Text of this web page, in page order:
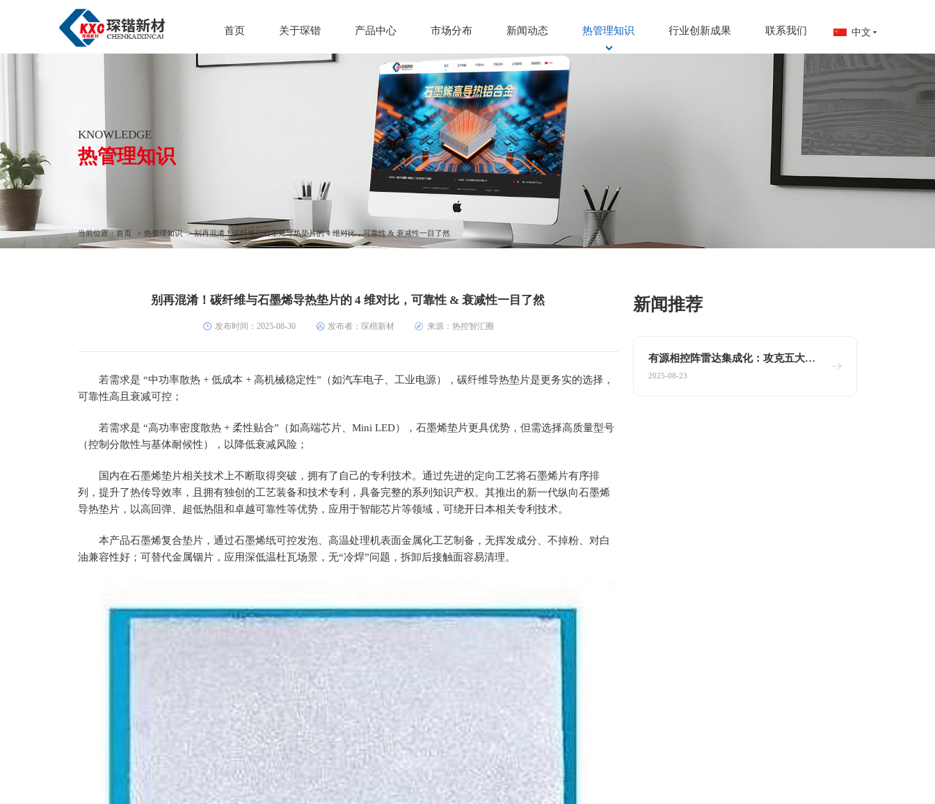
首页 关于琛锴
公司简介
产品中心
石墨烯高导热垫片
石墨烯高导热铝合金
石墨烯
进口针状焦
市场分布 新闻动态 热管理知识 行业创新成果 联系我们 中文
中文
KNOWLEDGE
热管理知识
当前位置： 首页 热管理知识 别再混淆！碳纤维与石墨烯导热垫片的 4 维对比，可靠性 & 衰减性一目了然
别再混淆！碳纤维与石墨烯导热垫片的 4 维对比，可靠性 & 衰减性一目了然
发布时间：2025-08-30 发布者：琛楷新材 来源：热控智汇圈
若需求是 “中功率散热 + 低成本 + 高机械稳定性”（如汽车电子、工业电源），碳纤维导热垫片是更务实的选择，
可靠性高且衰减可控；
若需求是 “高功率密度散热 + 柔性贴合”（如高端芯片、Mini LED），石墨烯垫片更具优势，但需选择高质量型号
（控制分散性与基体耐候性），以降低衰减风险；
国内在石墨烯垫片相关技术上不断取得突破，拥有了自己的专利技术。通过先进的定向工艺将石墨烯片有序排
列，提升了热传导效率，且拥有独创的工艺装备和技术专利，具备完整的系列知识产权。其推出的新一代纵向石墨烯
导热垫片，以高回弹、超低热阻和卓越可靠性等优势，应用于智能芯片等领域，可绕开日本相关专利技术。
本产品石墨烯复合垫片，通过石墨烯纸可控发泡、高温处理机表面金属化工艺制备，无挥发成分、不掉粉、对白
油兼容性好；可替代金属铟片，应用深低温杜瓦场景，无“冷焊”问题，拆卸后接触面容易清理。
新闻推荐
有源相控阵雷达集成化：攻克五大维
度难题，实现 “小体积、高性能” 突破
2025-08-23